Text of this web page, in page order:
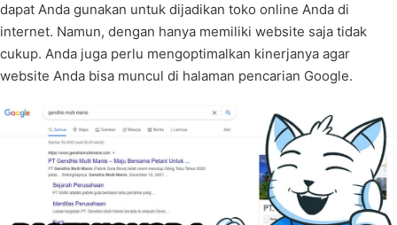
dapat Anda gunakan untuk dijadikan toko online Anda di
internet. Namun, dengan hanya memiliki website saja tidak
cukup. Anda juga perlu mengoptimalkan kinerjanya agar
website Anda bisa muncul di halaman pencarian Google.